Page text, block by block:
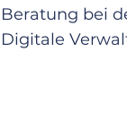
Beratung bei
Digitale